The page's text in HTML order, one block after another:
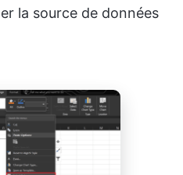
la source de données